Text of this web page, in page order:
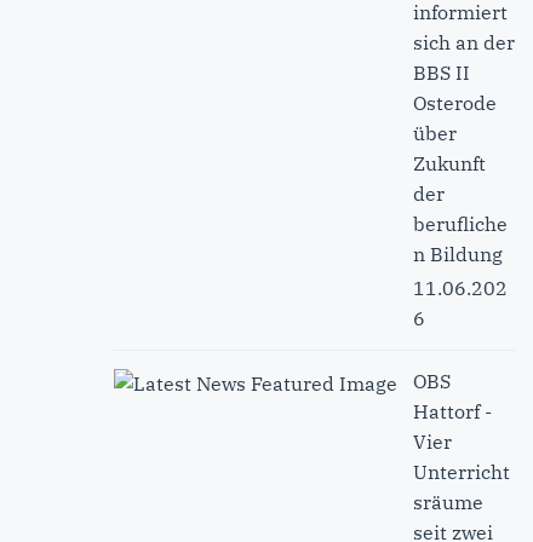
informiert
sich an der
BBS II
Osterode
über
Zukunft
der
berufliche
n Bildung
11.06.202
6
OBS
Hattorf -
Vier
Unterricht
sräume
seit zwei